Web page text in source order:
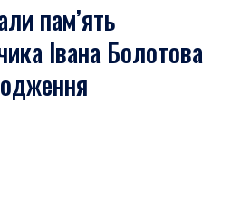
пам’ять
Івана Болотова